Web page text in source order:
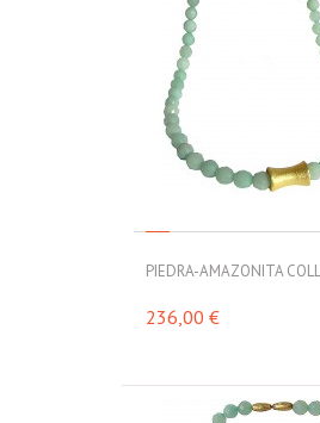
PIEDRA-AMAZONITA
236,00 €